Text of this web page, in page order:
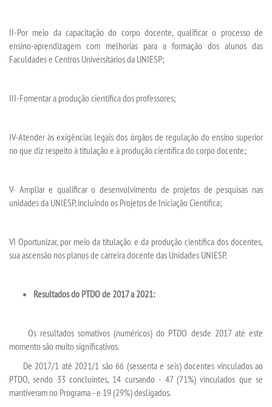
II-Por meio da capacitação do corpo docente, qualificar o processo de
ensino-aprendizagem com melhorias para a formação dos alunos das
Faculdades e Centros Universitários da UNIESP;
III-Fomentar a produção científica dos professores;
IV-Atender às exigências legais dos órgãos de regulação do ensino superior
no que diz respeito à titulação e à produção científica do corpo docente;
V- Ampliar e qualificar o desenvolvimento de projetos de pesquisas nas
unidades da UNIESP, incluindo os Projetos de Iniciação Científica;
VI Oportunizar, por meio da titulação e da produção científica dos docentes,
sua ascensão nos planos de carreira docente das Unidades UNIESP.
Resultados do PTDO de 2017 a 2021:
Os resultados somativos (numéricos) do PTDO desde 2017 até este
momento são muito significativos.
De 2017/1 até 2021/1 são 66 (sessenta e seis) docentes vinculados ao
PTDO, sendo 33 concluintes, 14 cursando - 47 (71%) vinculados que se
mantiveram no Programa - e 19 (29%) desligados.